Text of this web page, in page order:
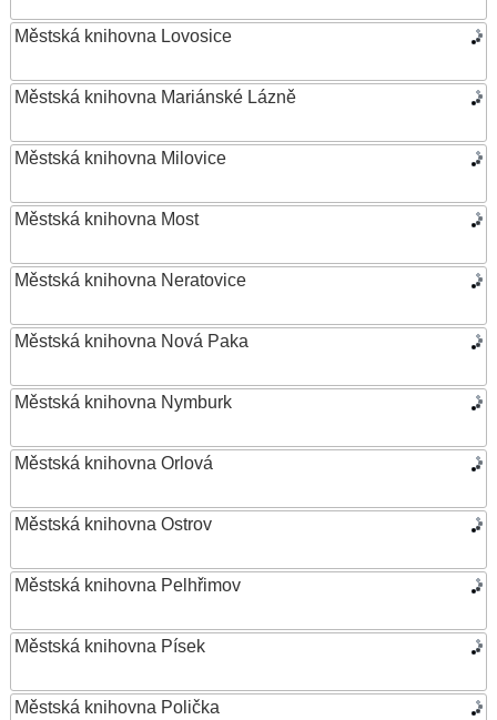
Městská knihovna Lovosice
Městská knihovna Mariánské Lázně
Městská knihovna Milovice
Městská knihovna Most
Městská knihovna Neratovice
Městská knihovna Nová Paka
Městská knihovna Nymburk
Městská knihovna Orlová
Městská knihovna Ostrov
Městská knihovna Pelhřimov
Městská knihovna Písek
Městská knihovna Polička